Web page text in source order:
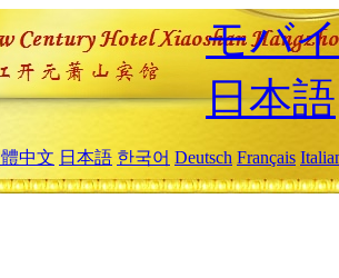
モバ
日本語
中文 日本語 한국어 Deutsch Français